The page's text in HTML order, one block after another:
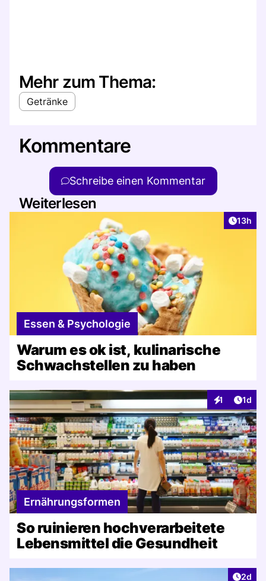
Mehr zum Thema:
Getränke
Kommentare
Schreibe einen Kommentar
Weiterlesen
Artikel
13h
Essen & Psychologie
Warum es ok ist, kulinarische
Schwachstellen zu haben
1
Interaktionen
1d
Ernährungsformen
So ruinieren hochverarbeitete
Lebensmittel die Gesundheit
2d